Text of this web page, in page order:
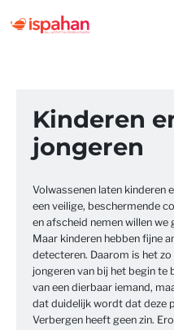
Kinderen
jongeren
Volwassenen laten kinderen
een veilige, beschermende
en afscheid nemen willen
Maar kinderen hebben fijne
detecteren. Daarom is het
jongeren van bij het begin te
van een dierbaar iemand,
dat duidelijk wordt dat deze
Verbergen heeft geen zin.